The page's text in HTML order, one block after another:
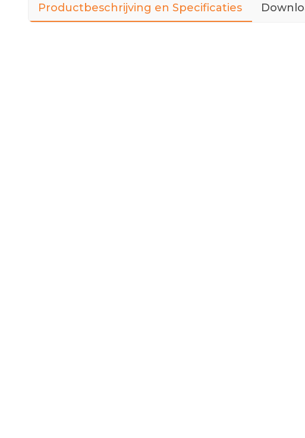
Productbeschrijving en Specificaties